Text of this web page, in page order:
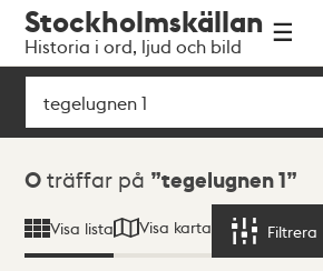
navigationen
huvudinnehållet
Stockholmskällan
Historia i ord, ljud och bild
Sök
Sökresultat
0 träffar på tegelugnen 1
Visa lista Visa karta Filtrera